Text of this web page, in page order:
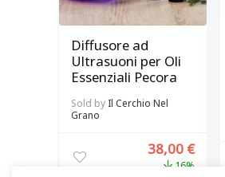
Diffusore ad
Ultrasuoni per Oli
Essenziali Pecora
Sold by Il Cerchio Nel
Grano
38,00 €
16%